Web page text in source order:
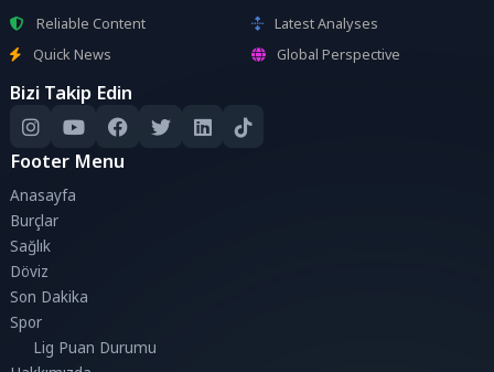
Reliable Content
Latest Analyses
Quick News
Global Perspective
Bizi Takip Edin
Footer Menu
Anasayfa
Burçlar
Sağlık
Döviz
Son Dakika
Spor
Lig Puan Durumu